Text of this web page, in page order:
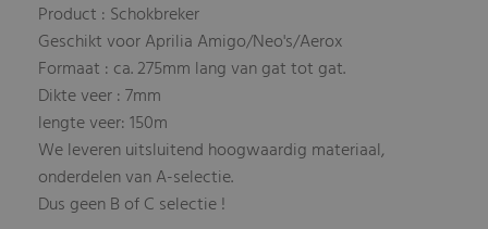
Product : Schokbreker
Geschikt voor Aprilia Amigo/Neo's/Aerox
Formaat : ca. 275mm lang van gat tot gat.
Dikte veer : 7mm
lengte veer: 150m
We leveren uitsluitend hoogwaardig materiaal,
onderdelen van A-selectie.
Dus geen B of C selectie !